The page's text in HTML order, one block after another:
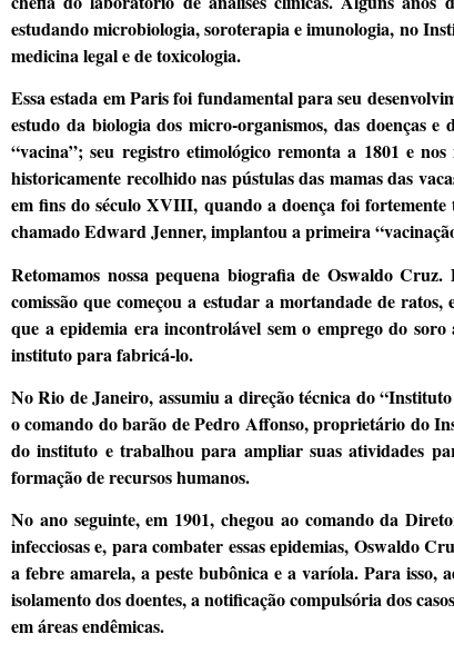
estudando microbiologia, soroterapia e imunologia, no
medicina legal e de toxicologia.
Essa estada em Paris foi fundamental para seu
estudo da biologia dos micro-organismos, das doenças
“vacina”; seu registro etimológico remonta a 1801 e
historicamente recolhido nas pústulas das mamas das
em fins do século XVIII, quando a doença foi fortemente
chamado Edward Jenner, implantou a primeira
Retomamos nossa pequena biografia de Oswaldo
comissão que começou a estudar a mortandade de
que a epidemia era incontrolável sem o emprego do
instituto para fabricá-lo.
No Rio de Janeiro, assumiu a direção técnica do
o comando do barão de Pedro Affonso, proprietário do
do instituto e trabalhou para ampliar suas atividades
formação de recursos humanos.
No ano seguinte, em 1901, chegou ao comando da
infecciosas e, para combater essas epidemias, Oswaldo
a febre amarela, a peste bubônica e a varíola. Para isso,
isolamento dos doentes, a notificação compulsória dos
em áreas endêmicas.